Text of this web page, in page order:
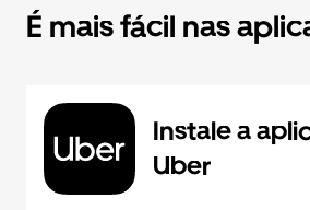
É mais fácil nas
Instale a
Uber